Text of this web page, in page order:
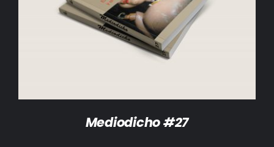
DETALLES
Mediodicho #27